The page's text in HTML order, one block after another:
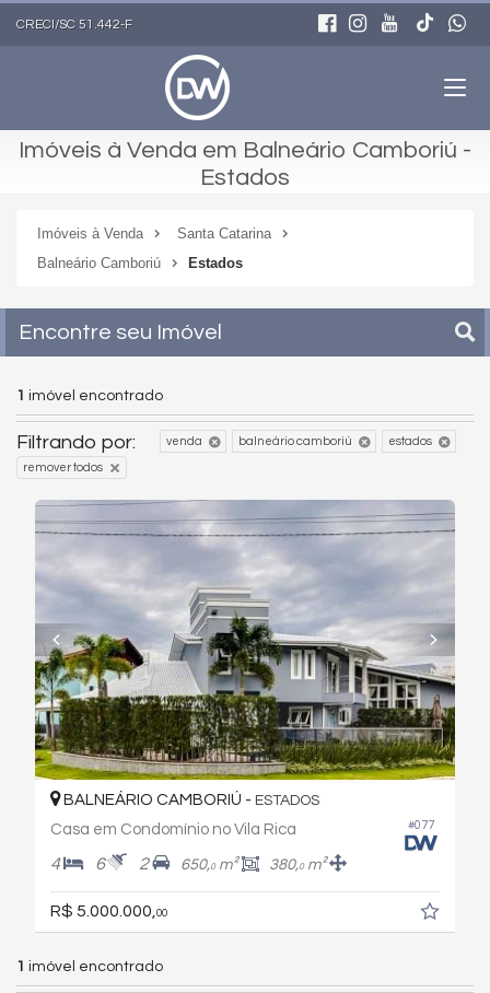
CRECI/SC 51.442-F
Imóveis à Venda em Balneário Camboriú -
Estados
Imóveis à Venda
Santa Catarina
Balneário Camboriú
Estados
Encontre seu Imóvel
1 imóvel encontrado
Filtrando por: venda balneário camboriú estados
remover todos
#077
BALNEÁRIO CAMBORIÚ - ESTADOS
Casa em Condomínio no Vila Rica
4 6 2 650,0m² 380,0m²
R$ 5.000.000, 00
1 imóvel encontrado